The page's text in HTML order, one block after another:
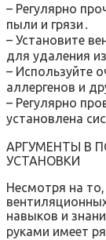
– Регулярно
пыли и грязи․
– Установите
для удаления
– Используйте
аллергенов и
– Регулярно
установлена
АРГУМЕНТЫ В
УСТАНОВКИ
Несмотря на
навыков и
руками имеет